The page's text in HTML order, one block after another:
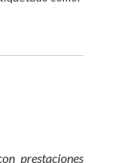
prestaciones